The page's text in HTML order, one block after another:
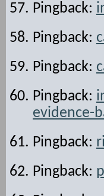
Pingback:
Pingback:
Pingback:
Pingback:
evidence-
Pingback:
Pingback: